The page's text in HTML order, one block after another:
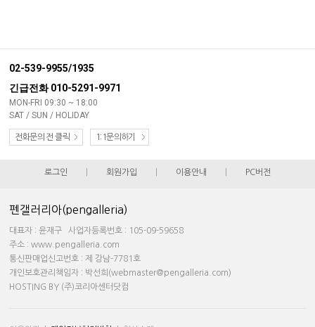
02-539-9955/1935
긴급전화 010-5291-9971
MON-FRI 09:30 ~ 18:00
SAT / SUN / HOLIDAY
전화문의 전 클릭 1:1문의하기
로그인 회원가입 이용안내 PC버전
펜갤러리아(pengalleria)
대표자 : 윤재구 사업자등록번호 : 105-09-59658
주소 : www.pengalleria.com
통신판매업신고번호 : 제 강남-7781호
개인보호관리책임자 : 박선희(webmaster@pengalleria.com)
HOSTING BY (주)코리아센터닷컴